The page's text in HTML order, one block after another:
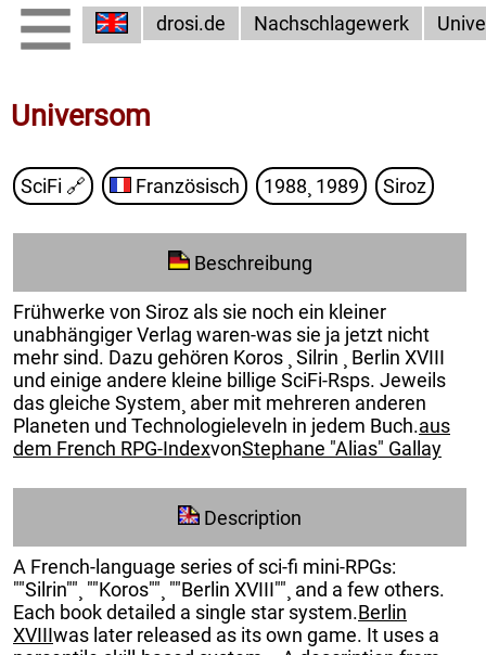
drosi.de Nachschlagewerk
Universom
SciFi 🔗 Französisch 1988¸ 1989 Siroz
Beschreibung
Frühwerke von Siroz als sie noch ein kleiner
unabhängiger Verlag waren-was sie ja jetzt nicht
mehr sind. Dazu gehören Koros ¸ Silrin ¸ Berlin XVIII
und einige andere kleine billige SciFi-Rsps. Jeweils
das gleiche System¸ aber mit mehreren anderen
Planeten und Technologieleveln in jedem Buch.aus
dem French RPG-IndexvonStephane "Alias" Gallay
Description
A French-language series of sci-fi mini-RPGs:
""Silrin""¸ ""Koros""¸ ""Berlin XVIII""¸ and a few others.
Each book detailed a single star system.Berlin
XVIIIwas later released as its own game. It uses a